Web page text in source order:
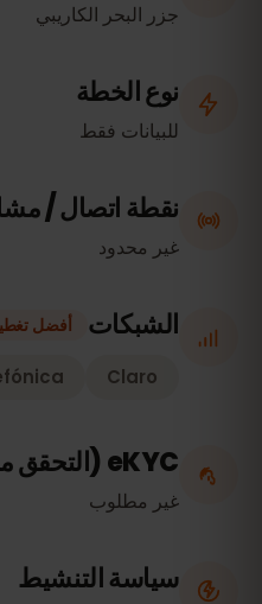
جزر البحر الكاريبي
نوع الخطة
للبيانات فقط
نقطة اتصال /
غير محدود
الشبكات أفضل
Claro
eKYC (التحقق من الهوية)
غير مطلوب
سياسة التنشيط